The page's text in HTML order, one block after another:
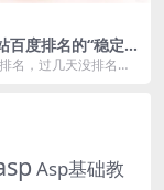
百度排名的“稳定”
！
名，过几天没排名！
Asp基础教